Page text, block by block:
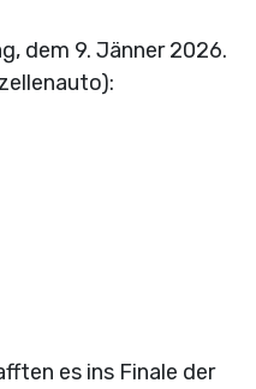
dem 9. Jänner 2026.
es ins Finale der